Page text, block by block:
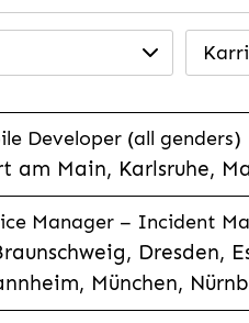
Developer (all genders)
am Main, Karlsruhe,
Manager – Incident
Dresden,
München,